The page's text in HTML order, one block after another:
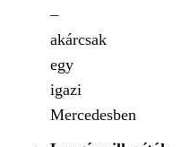
–
akárcsak
egy
igazi
Mercedesben